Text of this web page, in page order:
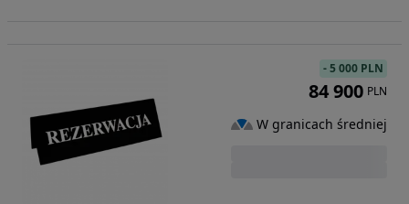
-5 000 PLN
84 900 PLN
W granicach średniej